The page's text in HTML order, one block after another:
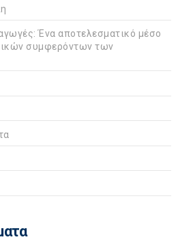
Ένα αποτελεσματικό μέσο
συμφερόντων των